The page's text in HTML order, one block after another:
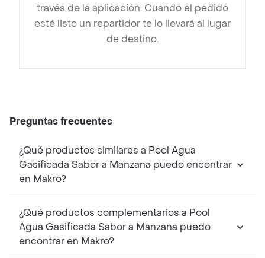
través de la aplicación. Cuando el pedido
esté listo un repartidor te lo llevará al lugar
de destino.
Preguntas frecuentes
¿Qué productos similares a Pool Agua
Gasificada Sabor a Manzana puedo encontrar
en Makro?
¿Qué productos complementarios a Pool
Agua Gasificada Sabor a Manzana puedo
encontrar en Makro?